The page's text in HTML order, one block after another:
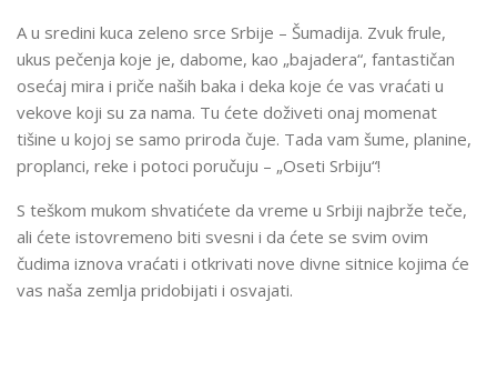
A u sredini kuca zeleno srce Srbije – Šumadija. Zvuk frule,
ukus pečenja koje je, dabome, kao „bajadera“, fantastičan
osećaj mira i priče naših baka i deka koje će vas vraćati u
vekove koji su za nama. Tu ćete doživeti onaj momenat
tišine u kojoj se samo priroda čuje. Tada vam šume, planine,
proplanci, reke i potoci poručuju – „Oseti Srbiju“!
S teškom mukom shvatićete da vreme u Srbiji najbrže teče,
ali ćete istovremeno biti svesni i da ćete se svim ovim
čudima iznova vraćati i otkrivati nove divne sitnice kojima će
vas naša zemlja pridobijati i osvajati.